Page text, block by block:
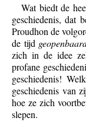
Wat biedt de
geschiedenis, dat
Proudhon de
de tijd
zich in de idee
profane
geschiedenis!
geschiedenis van
hoe ze zich
slepen.